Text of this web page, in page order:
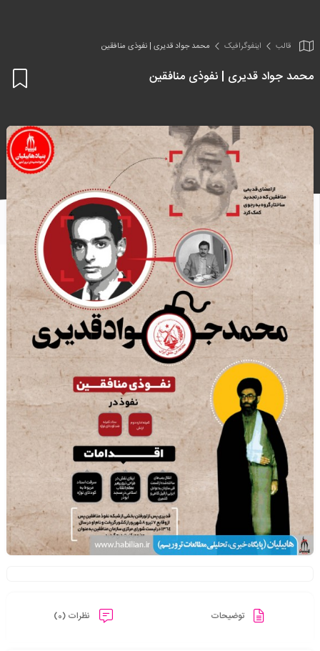
قالب اینفو‌گرافیک محمد جواد قدیری | نفوذی منافقین
محمد جواد قدیری | نفوذی منافقین
توضیحات نظرات (0)